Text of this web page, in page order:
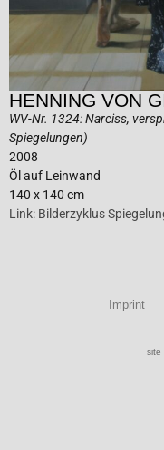
HENNING VON
WV-Nr. 1324: Narciss,
Spiegelungen)
2008
Öl auf Leinwand
140 x 140 cm
Link: Bilderzyklus
Imprint
site